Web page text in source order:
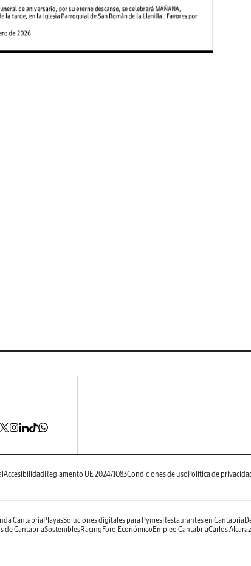
Accesibilidad Reglamento UE 2024/1083Condiciones de uso Política de
CantabriaPlayasSoluciones digitales para PymesRestaurantes en Cantabria
de CantabriaSosteniblesRacing Foro Económico Empleo CantabriaCarlos Alcaraz